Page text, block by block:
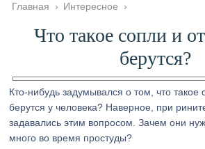
Главная › Интересное ›
Что такое сопли и
берутся?
Кто-нибудь задумывался о том, что такое
берутся у человека? Наверное, при
задавались этим вопросом. Зачем они
много во время простуды?